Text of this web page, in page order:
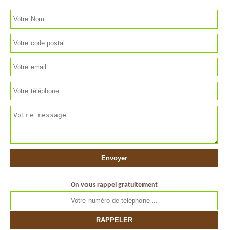
On vous rappel gratuitement